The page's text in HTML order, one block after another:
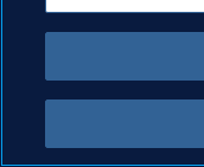
ADMINISTRAR AS
Copyright © 1994-2026 FIFA.